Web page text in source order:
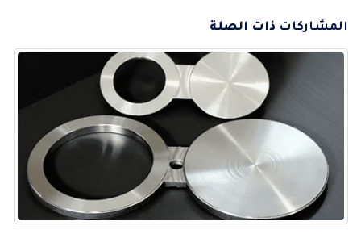
المشاركات ذات الصلة